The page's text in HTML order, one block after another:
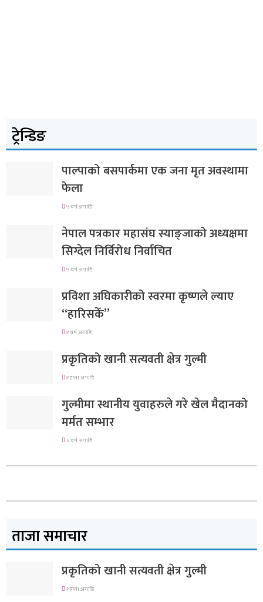
ट्रेन्डिङ
पाल्पाको बसपार्कमा एक जना मृत अवस्थामा
फेला
५ वर्ष अगाडि
नेपाल पत्रकार महासंघ स्याङ्जाको अध्यक्षमा
सिग्देल निर्विरोध निर्वाचित
५ वर्ष अगाडि
प्रविशा अघिकारीको स्वरमा कृष्णले ल्याए
“हारिसकेँ”
१ वर्ष अगाडि
प्रकृतिको खानी सत्यवती क्षेत्र गुल्मी
१ हप्ता अगाडि
गुल्मीमा स्थानीय युवाहरुले गरे खेल मैदानको
मर्मत सम्भार
६ वर्ष अगाडि
ताजा समाचार
प्रकृतिको खानी सत्यवती क्षेत्र गुल्मी
१ हप्ता अगाडि